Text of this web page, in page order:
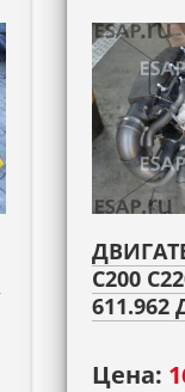
C200
Цена: